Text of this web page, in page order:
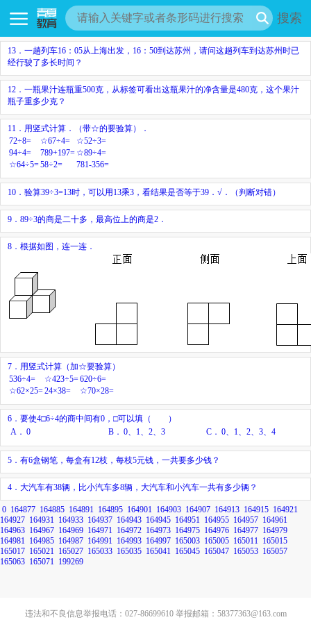
搜索
13．一趟列车16：05从上海出发，16：50到达苏州，请问这趟列车到达苏州时已
经行驶了多长时间？
12．一瓶果汁连瓶重500克，从标签可看出这瓶果汁的净含量是480克，这个果汁
瓶子重多少克？
11．用竖式计算．（带☆的要验算）．
72÷8=
☆67÷4=
☆52÷3=
94÷4=
789+197= ☆89÷4=
☆64÷5=58÷2= 781-356=
10．验算39÷3=13时，可以用13乘3，看结果是否等于39．√．（判断对错）
9．89÷3的商是二十多，最高位上的商是2．
8．根据如图，连一连．
7．用竖式计算（加☆要验算）
536÷4=
☆423÷5=620÷6=
☆62×25=24×38= ☆70×28=
6．要使4□6÷4的商中间有0，□可以填（ ）
A． 0 B． 0、1、2、3 C． 0、1、2、3、4
5．有6盒钢笔，每盒有12枝，每枝5元钱，一共要多少钱？
4．大汽车有38辆，比小汽车多8辆，大汽车和小汽车一共有多少辆？
0 164877 164885 164891 164895 164901 164903 164907 164913 164915 164921
164927 164931 164933 164937 164943 164945 164951 164955 164957 164961
164963 164967 164969 164971 164972 164973 164975 164976 164977 164979
164981
164985 164987 164991 164993 164997 165003 165005 165011
165015
165017 165021 165027 165033 165035 165041 165045 165047 165053 165057
165063 165071 199269
违法和不良信息举报电话：027-86699610 举报邮箱：58377363@163.com